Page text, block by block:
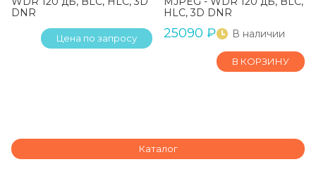
DNR
Цена по запросу
HLC, 3D DNR
25090 ₽ В наличии
В КОРЗИНУ
Каталог